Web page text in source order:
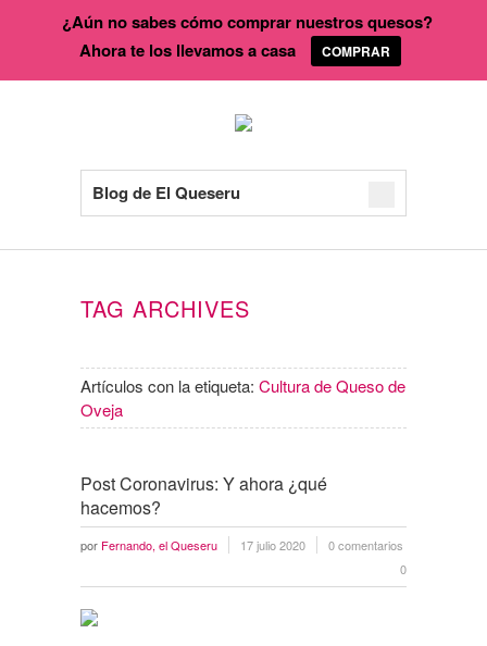
Blog de El Queseru
TAG ARCHIVES
Artículos con la etiqueta: Cultura de Queso de
Oveja
Post Coronavirus: Y ahora ¿qué
hacemos?
por Fernando, el Queseru 17 julio 2020
0 comentarios
0
¿Aún no sabes cómo comprar nuestros quesos?
Ahora te los llevamos a casa
COMPRAR